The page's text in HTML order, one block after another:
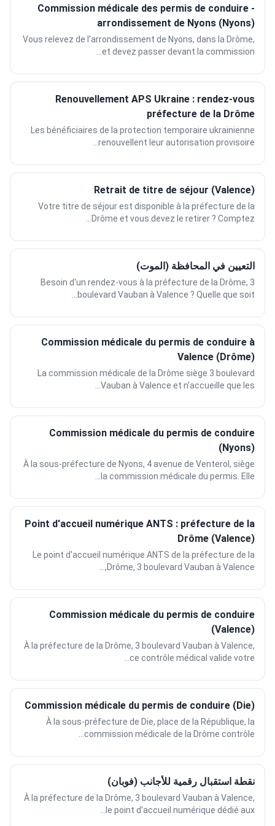
Commission médicale des permis de conduire -
arrondissement de Nyons (Nyons)
Vous relevez de l'arrondissement de Nyons, dans la Drôme,
et devez passer devant la commission...
Renouvellement APS Ukraine : rendez-vous
préfecture de la Drôme
Les bénéficiaires de la protection temporaire ukrainienne
renouvellent leur autorisation provisoire...
Retrait de titre de séjour (Valence)
Votre titre de séjour est disponible à la préfecture de la
Drôme et vous devez le retirer ? Comptez...
التعيين في المحافظة (الموت)
Besoin d'un rendez-vous à la préfecture de la Drôme, 3
boulevard Vauban à Valence ? Quelle que soit...
Commission médicale du permis de conduire à
Valence (Drôme)
La commission médicale de la Drôme siège 3 boulevard
Vauban à Valence et n'accueille que les...
Commission médicale du permis de conduire
(Nyons)
À la sous-préfecture de Nyons, 4 avenue de Venterol, siège
la commission médicale du permis. Elle...
Point d'accueil numérique ANTS : préfecture de la
Drôme (Valence)
Le point d'accueil numérique ANTS de la préfecture de la
Drôme, 3 boulevard Vauban à Valence,...
Commission médicale du permis de conduire
(Valence)
À la préfecture de la Drôme, 3 boulevard Vauban à Valence,
ce contrôle médical valide votre...
Commission médicale du permis de conduire (Die)
À la sous-préfecture de Die, place de la République, la
commission médicale de la Drôme contrôle...
نقطة استقبال رقمية للأجانب (فوبان)
À la préfecture de la Drôme, 3 boulevard Vauban à Valence,
le point d'accueil numérique dédié aux...